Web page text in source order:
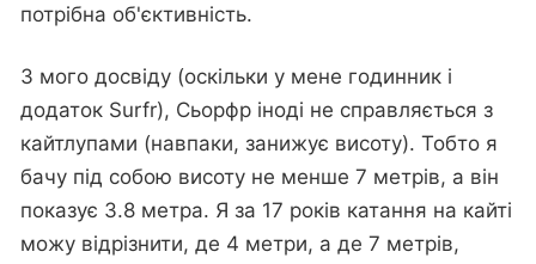
потрібна об'єктивність.
З мого досвіду (оскільки у мене годинник і
додаток Surfr), Сьорфр іноді не справляється з
кайтлупами (навпаки, занижує висоту). Тобто я
бачу під собою висоту не менше 7 метрів, а він
показує 3.8 метра. Я за 17 років катання на кайті
можу відрізнити, де 4 метри, а де 7 метрів,